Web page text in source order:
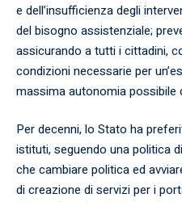
e dell’insufficienza degli
del bisogno assistenziale;
assicurando a tutti i cittadini,
condizioni necessarie per
massima autonomia possibile
Per decenni, lo Stato ha
istituti, seguendo una politica
che cambiare politica ed
di creazione di servizi per i